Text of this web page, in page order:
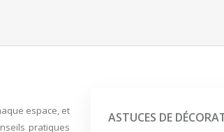
espace, et
pratiques
ASTUCES DE